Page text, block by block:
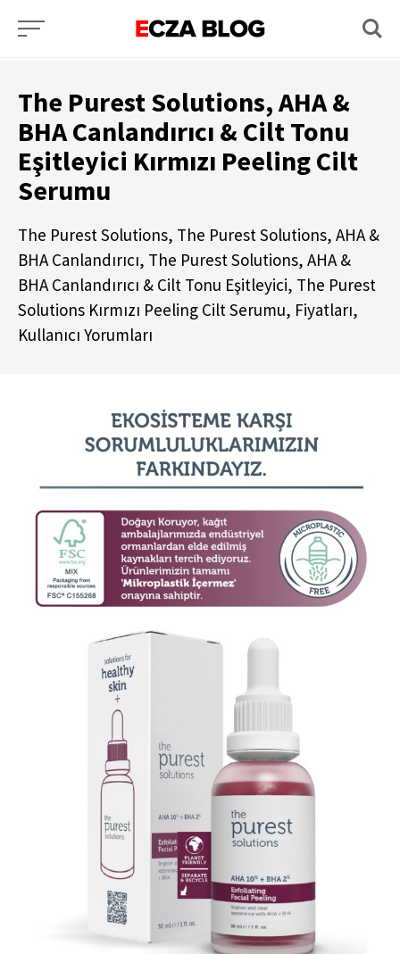
The Purest Solutions, AHA &
BHA Canlandırıcı & Cilt Tonu
Eşitleyici Kırmızı Peeling Cilt
Serumu
The Purest Solutions, The Purest Solutions, AHA &
BHA Canlandırıcı, The Purest Solutions, AHA &
BHA Canlandırıcı & Cilt Tonu Eşitleyici, The Purest
Solutions Kırmızı Peeling Cilt Serumu, Fiyatları,
Kullanıcı Yorumları